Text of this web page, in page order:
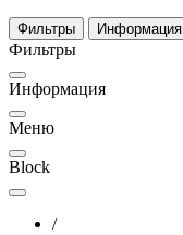
Фильтры Информация
Фильтры
Информация
Меню
Block
/